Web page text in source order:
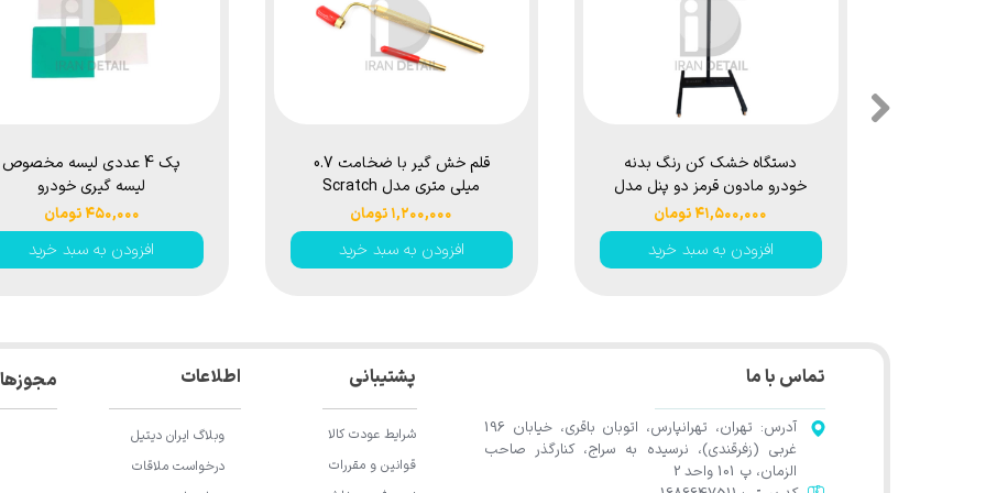
پک 4 عددی لیسه مخصوص
لیسه گیری خودرو
۴۵۰,۰۰۰ تومان
افزودن به سبد خرید
قلم خش گیر با ضخامت 0.7
میلی متری مدل Scratch
Remover Pen
۱,۲۰۰,۰۰۰ تومان
افزودن به سبد خرید
دستگاه خشک کن رنگ بدنه
خودرو مادون قرمز دو پنل مدل
Infrared Paint Drying Lamps
۴۱,۵۰۰,۰۰۰ تومان
افزودن به سبد خرید
تماس با ما
آدرس: تهران، تهرانپارس، اتوبان باقری، خیابان 196
غربی (زفرقندی)، نرسیده به سراج، کنارگذر صاحب
الزمان، پ 101 واحد 2
اطلاعات
وبلاگ ایران دیتیل
درخواست ملاقات
پشتیبانی
شرایط عودت کالا
قوانین و مقررات
مجوزها